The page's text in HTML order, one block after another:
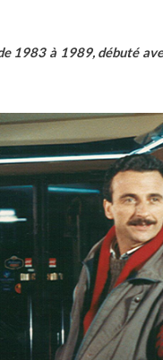
1983 à 1989, débuté